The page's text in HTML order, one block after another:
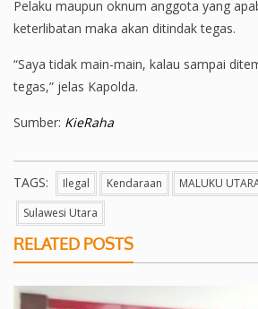
Pelaku maupun oknum anggota yang
keterlibatan maka akan ditindak tegas.
“Saya tidak main-main, kalau sampai
tegas,” jelas Kapolda.
Sumber: KieRaha
TAGS: Ilegal Kendaraan MALUKU
Sulawesi Utara
RELATED POSTS